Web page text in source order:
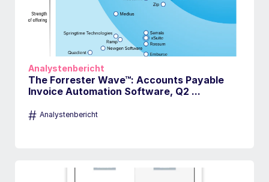
Analystenbericht
The Forrester Wave™: Accounts Payable
Invoice Automation Software, Q2 ...
# Analystenbericht